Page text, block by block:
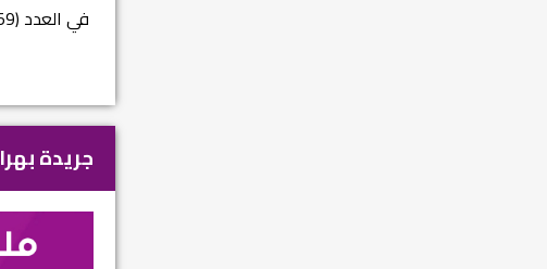
في العدد (659) من بهرا : انقضى عام النصر… م...
جريدة بهرا